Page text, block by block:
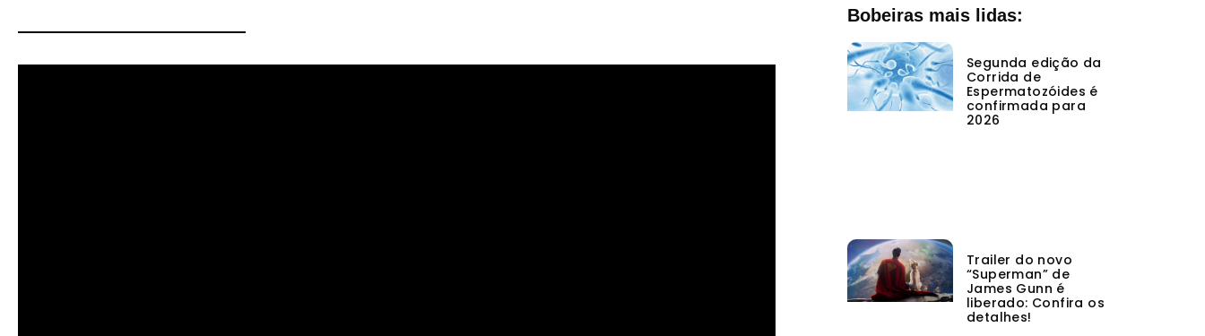
Bobeiras mais lidas:
Segunda edição da
Corrida de
Espermatozóides é
confirmada para
2026
Trailer do novo
“Superman” de
James Gunn é
liberado: Confira os
detalhes!